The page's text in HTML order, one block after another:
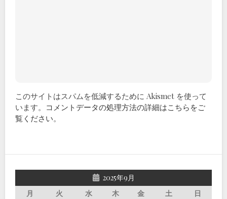
このサイトはスパムを低減するために Akismet を使って
います。 コメントデータの処理方法の詳細はこちらをご
覧ください。
2025年9月
月
火 水 木 金 土
日